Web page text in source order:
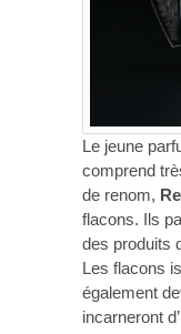
Le jeune
comprend
de renom,
flacons. Ils
des produits
Les flacons
également
incarneront